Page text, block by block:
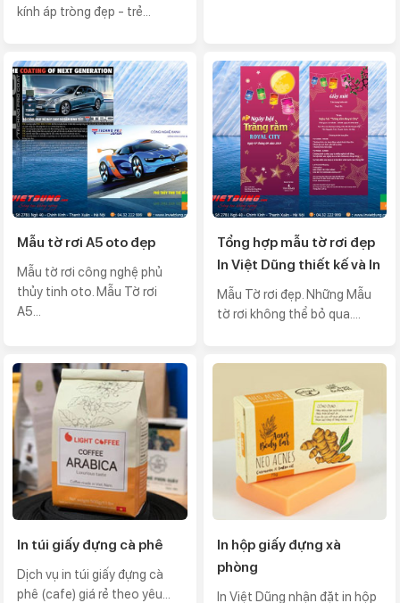
kính áp tròng đẹp - trẻ...
Mẫu tờ rơi A5 oto đẹp
Mẫu tờ rơi công nghệ phủ
thủy tinh oto. Mẫu Tờ rơi
A5...
Tổng hợp mẫu tờ rơi đẹp
In Việt Dũng thiết kế và In
Mẫu Tờ rơi đẹp. Những Mẫu
tờ rơi không thể bỏ qua....
In túi giấy đựng cà phê
Dịch vụ in túi giấy đựng cà
phê (cafe) giá rẻ theo yêu...
In hộp giấy đựng xà
phòng
In Việt Dũng nhận đặt in hộp